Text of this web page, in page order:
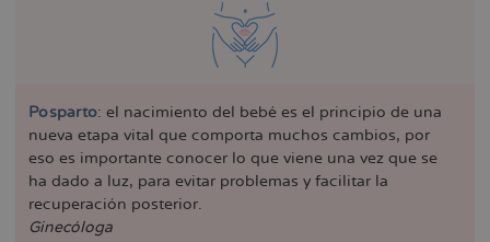
Posparto: el nacimiento del bebé es el principio de una
nueva etapa vital que comporta muchos cambios, por
eso es importante conocer lo que viene una vez que se
ha dado a luz, para evitar problemas y facilitar la
recuperación posterior.
Ginecóloga